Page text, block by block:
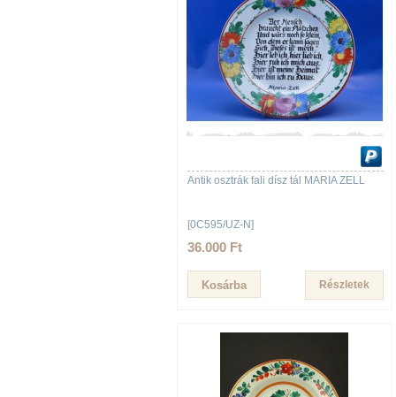
Antik osztrák fali dísz tál MARIA ZELL
[0C595/UZ-N]
36.000 Ft
Részletek